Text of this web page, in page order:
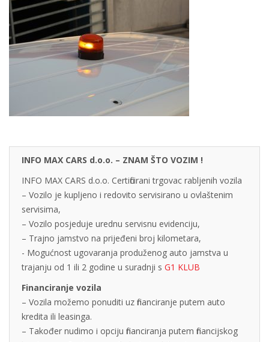
INFO MAX CARS d.o.o. – ZNAM ŠTO VOZIM !
INFO MAX CARS d.o.o. Certificirani trgovac rabljenih vozila
– Vozilo je kupljeno i redovito servisirano u ovlaštenim
servisima,
– Vozilo posjeduje urednu servisnu evidenciju,
– Trajno jamstvo na prijeđeni broj kilometara,
- Mogućnost ugovaranja produženog auto jamstva u
trajanju od 1 ili 2 godine u suradnji s G1 KLUB
Financiranje vozila
– Vozila možemo ponuditi uz financiranje putem auto
kredita ili leasinga.
– Također nudimo i opciju financiranja putem financijskog